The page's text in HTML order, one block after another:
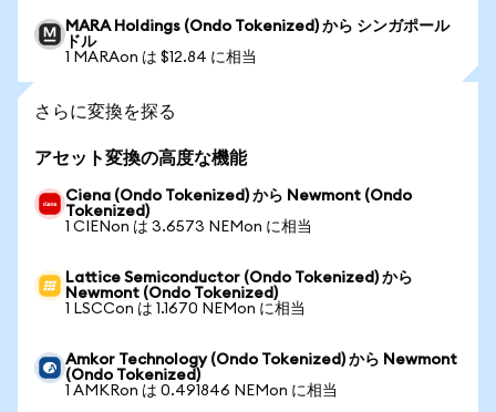
MARA Holdings (Ondo Tokenized) から シンガポール
ドル
1 MARAon は $12.84 に相当
さらに変換を探る
アセット変換の高度な機能
Ciena (Ondo Tokenized) から Newmont (Ondo
Tokenized)
1 CIENon は 3.6573 NEMon に相当
Lattice Semiconductor (Ondo Tokenized) から
Newmont (Ondo Tokenized)
1 LSCCon は 1.1670 NEMon に相当
Amkor Technology (Ondo Tokenized) から Newmont
(Ondo Tokenized)
1 AMKRon は 0.491846 NEMon に相当